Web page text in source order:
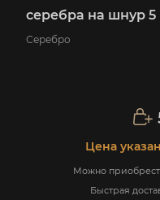
серебра на шнур
Серебро
Цена
Можно
Быстрая